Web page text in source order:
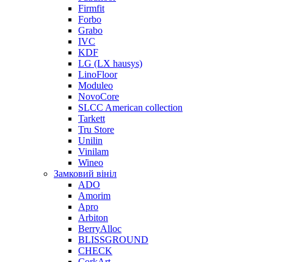
Firmfit
Forbo
Grabo
IVC
KDF
LG (LX hausys)
LinoFloor
Moduleo
NovoCore
SLCC American collection
Tarkett
Tru Store
Unilin
Vinilam
Wineo
Замковий вініл
ADO
Amorim
Apro
Arbiton
BerryAlloc
BLISSGROUND
CHECK